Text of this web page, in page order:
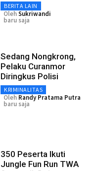
BERITA LAIN
OlehSukriwandi
baru saja
Sedang Nongkrong,
Pelaku Curanmor
Diringkus Polisi
KRIMINALITAS
Oleh Randy Pratama Putra
baru saja
350 Peserta Ikuti
Jungle Fun Run TWA